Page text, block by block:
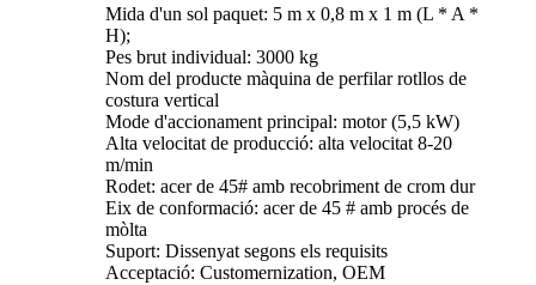
Mida d'un sol paquet: 5 m x 0,8 m x 1 m (L * A *
H);
Pes brut individual: 3000 kg
Nom del producte màquina de perfilar rotllos de
costura vertical
Mode d'accionament principal: motor (5,5 kW)
Alta velocitat de producció: alta velocitat 8-20
m/min
Rodet: acer de 45# amb recobriment de crom dur
Eix de conformació: acer de 45 # amb procés de
mòlta
Suport: Dissenyat segons els requisits
Acceptació: Customernization, OEM